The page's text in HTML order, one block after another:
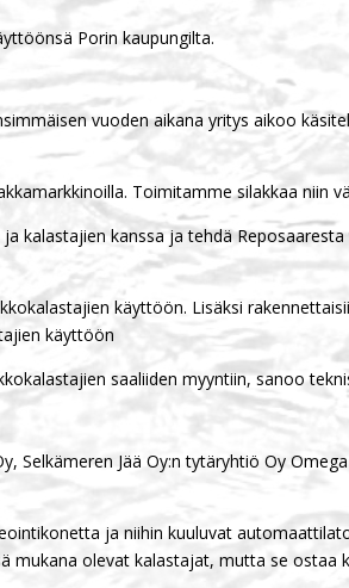
Porin kaupungilta.
vuoden aikana yritys aikoo
Toimitamme silakkaa niin
kalastajien kanssa ja tehdä
käyttöön. Lisäksi
käyttöön
saaliiden myyntiin, sanoo
Selkämeren Jää Oy:n tytäryhtiö Oy
ja niihin kuuluvat
mukana olevat kalastajat, mutta se ostaa